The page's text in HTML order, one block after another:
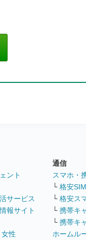
ント
サービス
報サイト
性
通信
スマホ・
└ 格安SIM
└ 格安ス
└ 携帯キ
└ 携帯キ
ホームル